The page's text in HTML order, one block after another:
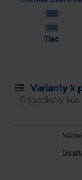
Tlač
Varianty k
Odpadkový